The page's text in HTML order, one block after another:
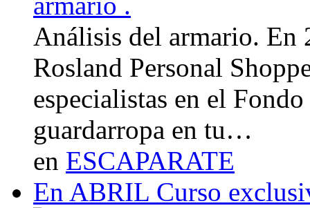
Análisis del armario. En
Rosland Personal
especialistas en el
guardarropa en tu…
en ESCAPARATE
En ABRIL Curso